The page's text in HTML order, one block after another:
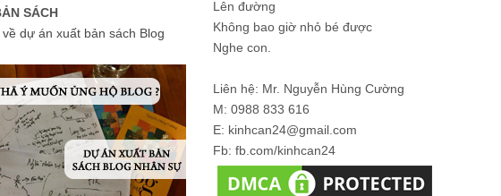
SÁCH
dự án xuất bản sách Blog
Lên đường
Không bao giờ nhỏ bé được
Nghe con.
Liên hệ: Mr. Nguyễn Hùng Cường
M: 0988 833 616
E: kinhcan24@gmail.com
Fb: fb.com/kinhcan24